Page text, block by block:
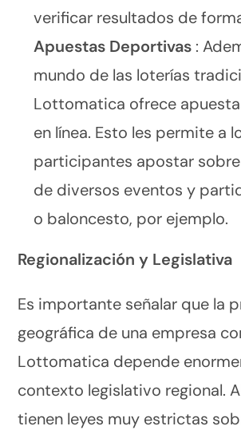
verificar resultados de
Apuestas Deportivas :
mundo de las loterías
Lottomatica ofrece
en línea. Esto les permite a
participantes apostar
de diversos eventos y
o baloncesto, por ejemplo.
Regionalización y Legislativa
Es importante señalar que la
geográfica de una empresa
Lottomatica depende
contexto legislativo regional.
tienen leyes muy estrictas